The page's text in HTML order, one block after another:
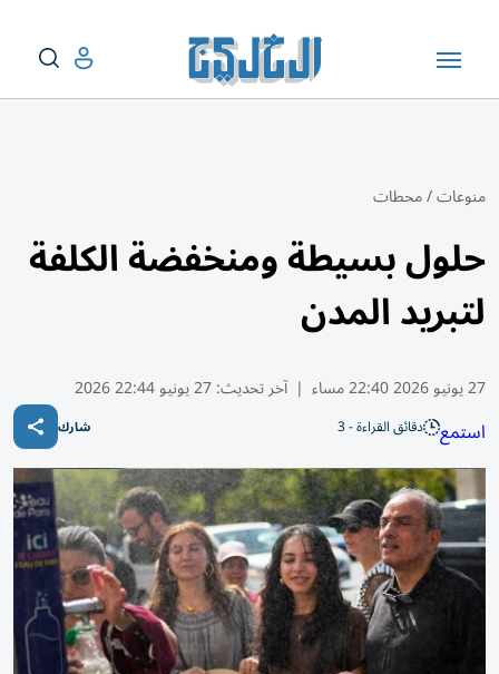
منوعات/محطات
حلول بسيطة ومنخفضة الكلفة
لتبريد المدن
27 يونيو 2026 22:40 مساء | آخر تحديث:27 يونيو 22:44 2026
استمع دقائق القراءة - 3 شارك